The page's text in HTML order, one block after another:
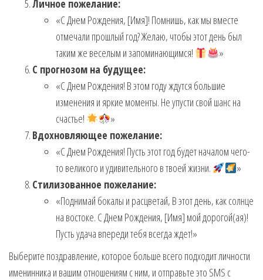
Личное пожелание:
«С Днем Рождения, [Имя]! Помнишь, как мы вместе
отмечали прошлый год? Желаю, чтобы этот день был
таким же веселым и запоминающимся!
»
С прогнозом на будущее:
«С Днем Рождения! В этом году ждутся большие
изменения и яркие моменты. Не упусти свой шанс на
счастье!
»
Вдохновляющее пожелание:
«С Днем Рождения! Пусть этот год будет началом чего-
то великого и удивительного в твоей жизни.
»
Стилизованное пожелание:
«Поднимай бокалы и расцветай, В этот день, как солнце
на востоке. С Днем Рождения, [Имя] мой дорогой(ая)!
Пусть удача впереди тебя всегда ждет!»
Выберите поздравление, которое больше всего подходит личности
именинника и вашим отношениям с ним, и отправьте это SMS с